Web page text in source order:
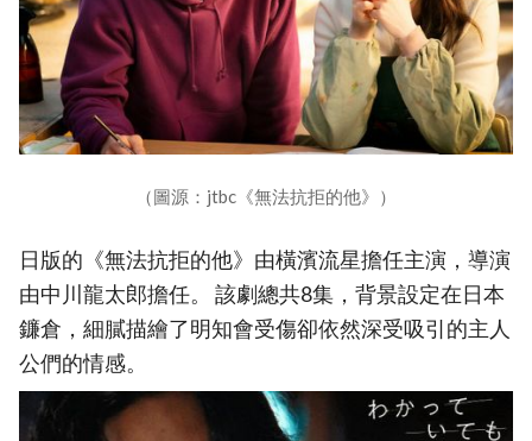
（圖源：jtbc《無法抗拒的他》）
日版的《無法抗拒的他》由橫濱流星擔任主演，導演
由中川龍太郎擔任。 該劇總共8集，背景設定在日本
鐮倉，細膩描繪了明知會受傷卻依然深受吸引的主人
公們的情感。